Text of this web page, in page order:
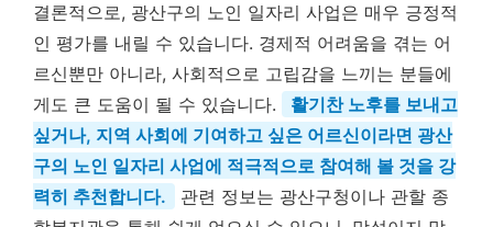
결론적으로, 광산구의 노인 일자리 사업은 매우 긍정적
인 평가를 내릴 수 있습니다. 경제적 어려움을 겪는 어
르신뿐만 아니라, 사회적으로 고립감을 느끼는 분들에
게도 큰 도움이 될 수 있습니다.
활기찬 노후를 보내고
싶거나, 지역 사회에 기여하고 싶은 어르신이라면 광산
구의 노인 일자리 사업에 적극적으로 참여해 볼 것을 강
력히 추천합니다.
관련 정보는 광산구청이나 관할 종